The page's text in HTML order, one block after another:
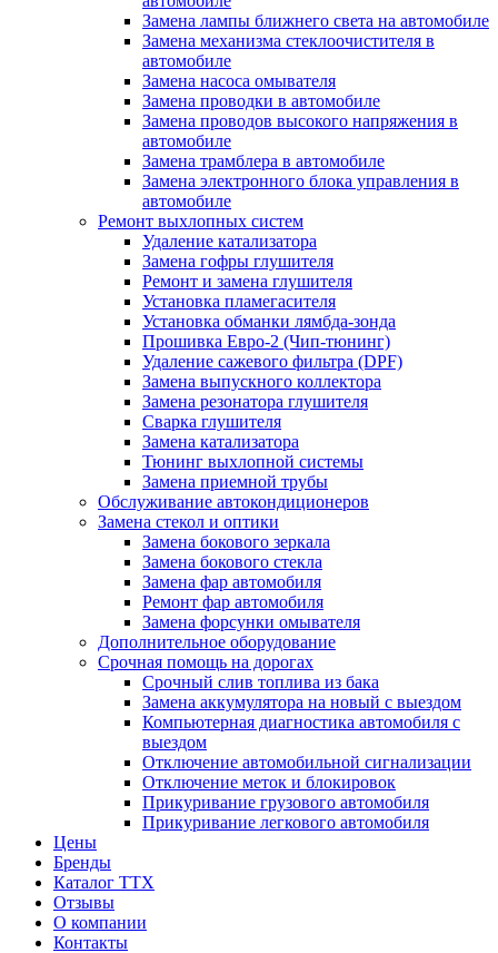
Замена лампы ближнего света на автомобиле
Замена механизма стеклоочистителя в
автомобиле
Замена насоса омывателя
Замена проводки в автомобиле
Замена проводов высокого напряжения в
автомобиле
Замена трамблера в автомобиле
Замена электронного блока управления в
автомобиле
Ремонт выхлопных систем
Удаление катализатора
Замена гофры глушителя
Ремонт и замена глушителя
Установка пламегасителя
Установка обманки лямбда-зонда
Прошивка Евро-2 (Чип-тюнинг)
Удаление сажевого фильтра (DPF)
Замена выпускного коллектора
Замена резонатора глушителя
Сварка глушителя
Замена катализатора
Тюнинг выхлопной системы
Замена приемной трубы
Обслуживание автокондиционеров
Замена стекол и оптики
Замена бокового зеркала
Замена бокового стекла
Замена фар автомобиля
Ремонт фар автомобиля
Замена форсунки омывателя
Дополнительное оборудование
Срочная помощь на дорогах
Срочный слив топлива из бака
Замена аккумулятора на новый с выездом
Компьютерная диагностика автомобиля с
выездом
Отключение автомобильной сигнализации
Отключение меток и блокировок
Прикуривание грузового автомобиля
Прикуривание легкового автомобиля
Цены
Бренды
Каталог ТТХ
Отзывы
О компании
Контакты